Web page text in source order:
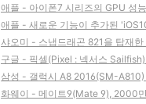
애플 - 아이폰7 시리즈의 GPU 성
애플 - 새로운 기능이 추가된
샤오미 - 스냅드래곤 821을 탑재
구글 - 픽셀(Pixel : 넥서스
삼성 - 갤럭시 A8 2016(SM-A810)
화웨이 - 메이트9(Mate 9), 2000